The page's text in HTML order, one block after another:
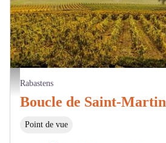
Paysage de vignes - Pascale Walter CDT tarn
Rabastens
Boucle de Saint-Martin
Point de vue